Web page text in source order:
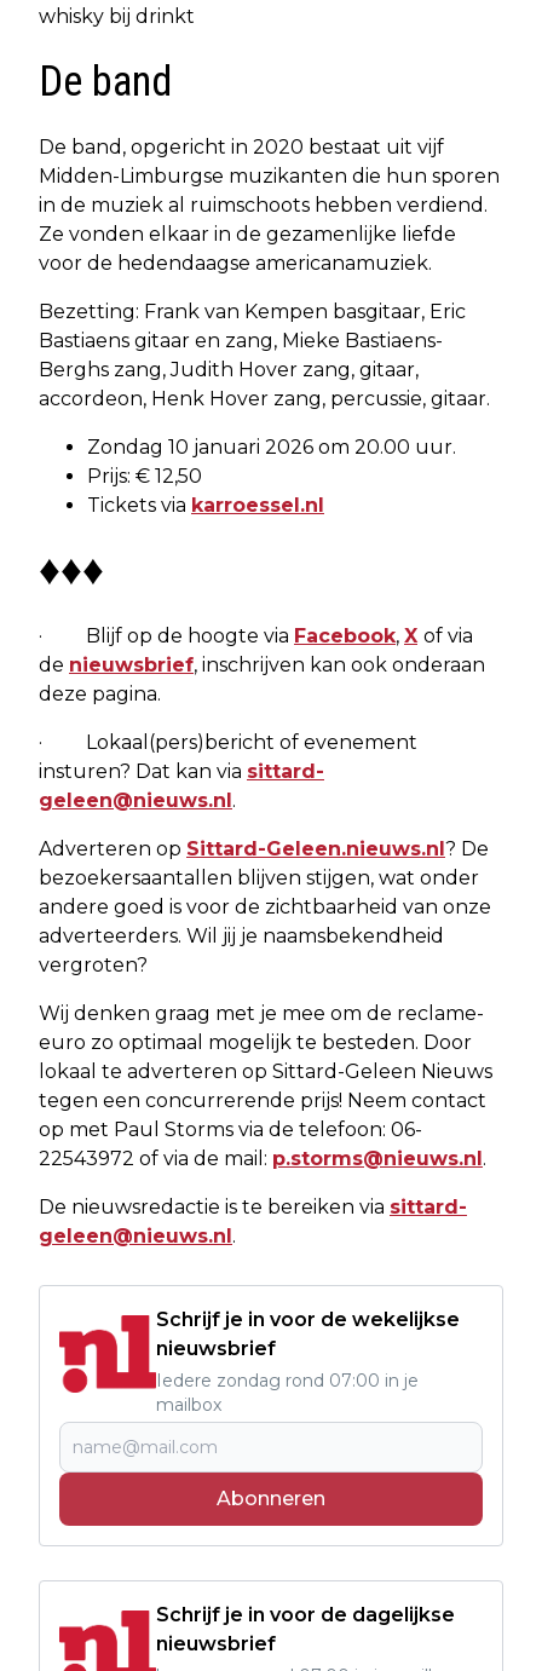
whisky bij drinkt
De band
De band, opgericht in 2020 bestaat uit vijf
Midden-Limburgse muzikanten die hun sporen
in de muziek al ruimschoots hebben verdiend.
Ze vonden elkaar in de gezamenlijke liefde
voor de hedendaagse americanamuziek.
Bezetting: Frank van Kempen basgitaar, Eric
Bastiaens gitaar en zang, Mieke Bastiaens-
Berghs zang, Judith Hover zang, gitaar,
accordeon, Henk Hover zang, percussie, gitaar.
Zondag 10 januari 2026 om 20.00 uur.
Prijs: € 12,50
Tickets via karroessel.nl
♦♦♦
· Blijf op de hoogte via Facebook, X of via
de nieuwsbrief, inschrijven kan ook onderaan
deze pagina.
· Lokaal(pers)bericht of evenement
insturen? Dat kan via sittard-
geleen@nieuws.nl.
Adverteren op Sittard-Geleen.nieuws.nl? De
bezoekersaantallen blijven stijgen, wat onder
andere goed is voor de zichtbaarheid van onze
adverteerders. Wil jij je naamsbekendheid
vergroten?
Wij denken graag met je mee om de reclame-
euro zo optimaal mogelijk te besteden. Door
lokaal te adverteren op Sittard-Geleen Nieuws
tegen een concurrerende prijs! Neem contact
op met Paul Storms via de telefoon: 06-
22543972 of via de mail: p.storms@nieuws.nl.
De nieuwsredactie is te bereiken via sittard-
geleen@nieuws.nl.
Schrijf je in voor de wekelijkse
nieuwsbrief
Iedere zondag rond 07:00 in je
mailbox
Abonneren
Schrijf je in voor de dagelijkse
nieuwsbrief